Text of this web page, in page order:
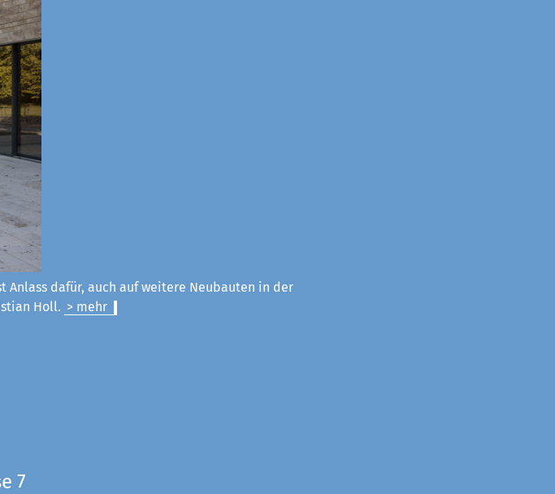
Anlass dafür, auch auf weitere Neubauten in der
Holl. > mehr
7